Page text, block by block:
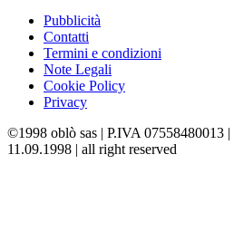
Pubblicità
Contatti
Termini e condizioni
Note Legali
Cookie Policy
Privacy
©1998 oblò sas | P.IVA 07558480013
11.09.1998 | all right reserved